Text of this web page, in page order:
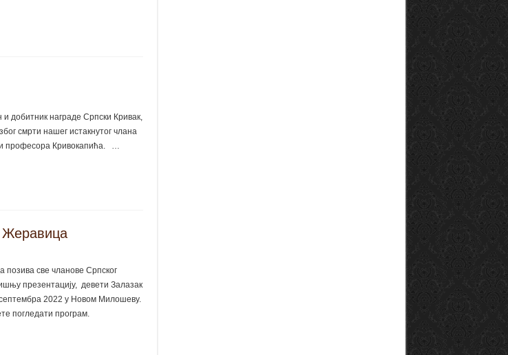
добитник награде Српски Кривак,
смрти нашег истакнутог члана
професора Кривокапића. …
Жеравица
позива све чланове Српског
презентацију, девети Залазак
2022 у Новом Милошеву.
погледати програм.